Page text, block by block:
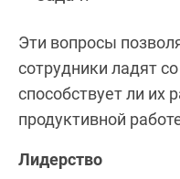
Эти вопросы
сотрудники ладят
способствует ли их
продуктивной
Лидерство